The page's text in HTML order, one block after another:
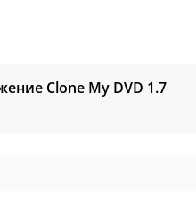
Clone My DVD 1.7